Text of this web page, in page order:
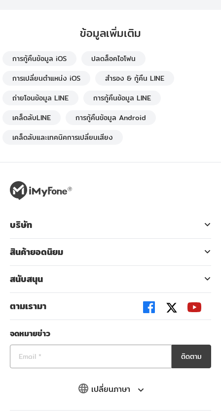
ข้อมูลเพิ่มเติม
การกู้คืนข้อมูล iOS
ปลดล็อคไอโฟน
การเปลี่ยนตำแหน่ง iOS
สำรอง & กู้คืน LINE
ถ่ายโอนข้อมูล LINE
การกู้คืนข้อมูล LINE
เคล็ดลับLINE
การกู้คืนข้อมูล Android
เคล็ดลับและเทคนิคการเปลี่ยนเสียง
เปลี่ยนภาษา
บริษัท
สินค้ายอดนิยม
สนับสนุน
ตามเรามา
จดหมายข่าว
ติดตาม